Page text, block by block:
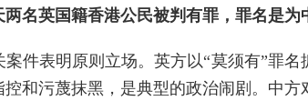
名英国籍香港公民被判有罪，罪名是
件表明原则立场。英方以“莫须有”罪
和污蔑抹黑，是典型的政治闹剧。中